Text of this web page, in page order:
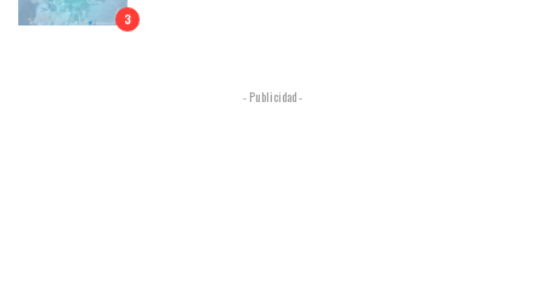
3
- Publicidad -